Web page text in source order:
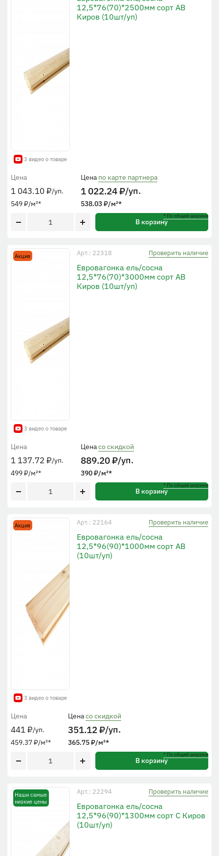
3 видео о товаре
12,5*76(70)*2500мм сорт АB
Киров (10шт/уп)
Цена
1 043.10₽/уп.
549₽/м²*
Цена по карте партнера
1 022.24₽/уп.
538.03₽/м²*
* По общей ширине
В корзину
Акция
3 видео о товаре
Арт.: 22318 Проверить наличие
Евровагонка ель/сосна
12,5*76(70)*3000мм сорт АВ
Киров (10шт/уп)
Цена
1 137.72 ₽/уп.
499₽/м²*
Ценасо скидкой
889.20₽/уп.
390₽/м²*
* По общей ширине
В корзину
Акция
3 видео о товаре
Арт.: 22164 Проверить наличие
Евровагонка ель/сосна
12,5*96(90)*1000мм сорт АВ
(10шт/уп)
Цена
441₽/уп.
459.37₽/м²*
Ценасо скидкой
351.12₽/уп.
365.75₽/м²*
* По общей ширине
В корзину
Наши самые
низкие цены
Арт.: 22294 Проверить наличие
Евровагонка ель/сосна
12,5*96(90)*1300мм сорт С Киров
(10шт/уп)